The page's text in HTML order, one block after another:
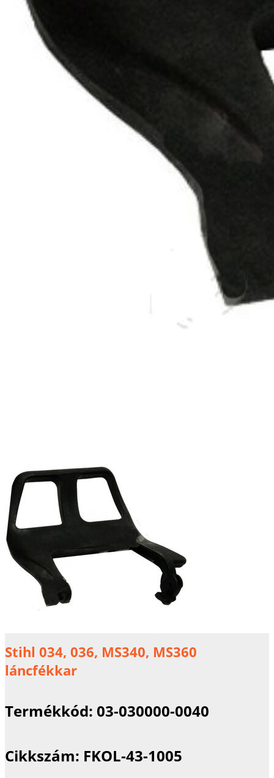
Stihl 034, 036, MS340, MS360
láncfékkar
Termékkód: 03-030000-0040
Cikkszám: FKOL-43-1005